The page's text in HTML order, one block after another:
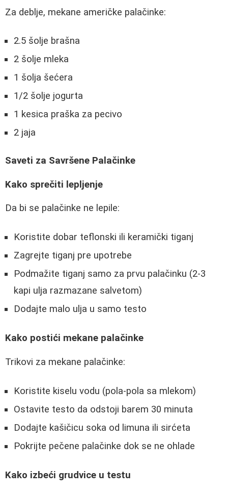
Za deblje, mekane američke palačinke:
2.5 šolje brašna
2 šolje mleka
1 šolja šećera
1/2 šolje jogurta
1 kesica praška za pecivo
2 jaja
Saveti za Savršene Palačinke
Kako sprečiti lepljenje
Da bi se palačinke ne lepile:
Koristite dobar teflonski ili keramički tiganj
Zagrejte tiganj pre upotrebe
Podmažite tiganj samo za prvu palačinku (2-3
kapi ulja razmazane salvetom)
Dodajte malo ulja u samo testo
Kako postići mekane palačinke
Trikovi za mekane palačinke:
Koristite kiselu vodu (pola-pola sa mlekom)
Ostavite testo da odstoji barem 30 minuta
Dodajte kašičicu soka od limuna ili sirćeta
Pokrijte pečene palačinke dok se ne ohlade
Kako izbeći grudvice u testu